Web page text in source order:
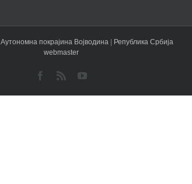
Аутономна покрајина Војводина | Република Србија
webmaster
Facebook
Rss YouTube